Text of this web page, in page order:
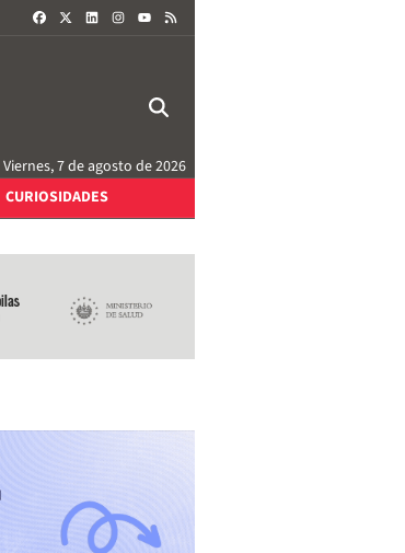
FACEBOOKLINKEDININSTAGRAM
Viernes, 7 de agosto de 2026
CURIOSIDADES